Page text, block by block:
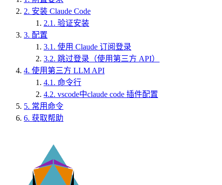
2. 安装 Claude Code
2.1. 验证安装
3. 配置
3.1. 使用 Claude 订阅登录
3.2. 跳过登录（使用第三方 API）
4. 使用第三方 LLM API
4.1. 命令行
4.2. vscode中claude code 插件配置
5. 常用命令
6. 获取帮助